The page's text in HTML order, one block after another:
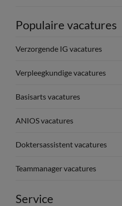
Populaire vacatures
Verzorgende IG vacatures
Verpleegkundige vacatures
Basisarts vacatures
ANIOS vacatures
Doktersassistent vacatures
Teammanager vacatures
Service